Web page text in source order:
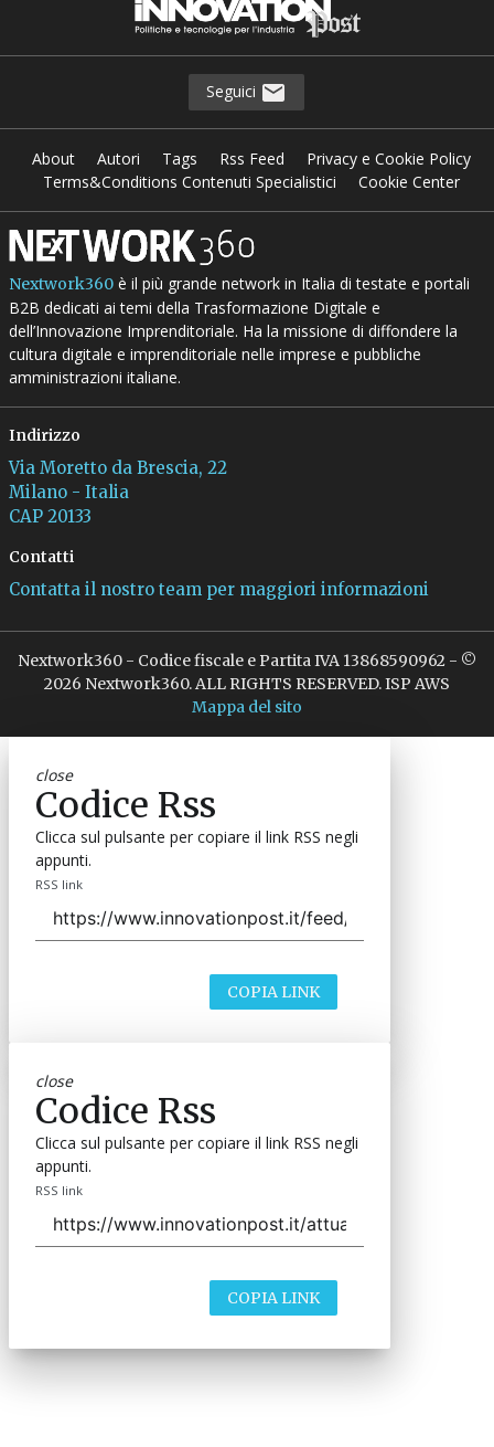
Seguici
About Autori Tags Rss Feed
Privacy e Cookie Policy
Terms&Conditions Contenuti Specialistici
Cookie Center
Nextwork360è il più grande network in Italia di testate e portali
B2B dedicati ai temi della Trasformazione Digitale e
dell’Innovazione Imprenditoriale. Ha la missione di diffondere la
cultura digitale e imprenditoriale nelle imprese e pubbliche
amministrazioni italiane.
Indirizzo
Via Moretto da Brescia, 22
Milano - Italia
CAP 20133
Contatti
Contatta il nostro team per maggiori informazioni
Nextwork360 - Codice fiscale e Partita IVA 13868590962 - ©
2026 Nextwork360. ALL RIGHTS RESERVED. ISP AWS
Mappa del sito
close
Codice Rss
Clicca sul pulsante per copiare il link RSS negli
appunti.
RSS link
COPIA LINK
close
Codice Rss
Clicca sul pulsante per copiare il link RSS negli
appunti.
RSS link
COPIA LINK